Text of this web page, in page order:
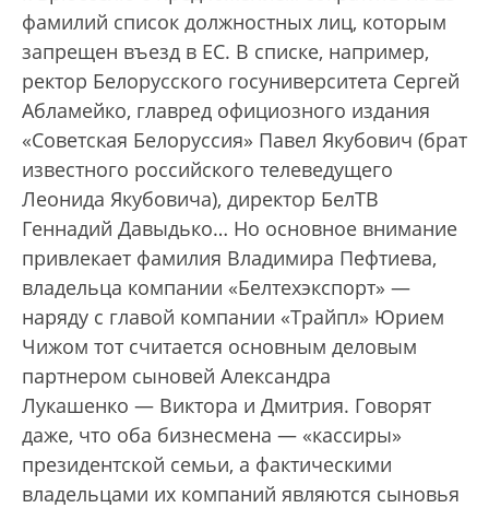
фамилий список должностных лиц, которым
запрещен въезд в ЕС. В списке, например,
ректор Белорусского госуниверситета Сергей
Абламейко, главред официозного издания
«Советская Белоруссия» Павел Якубович (брат
известного российского телеведущего
Леонида Якубовича), директор БелТВ
Геннадий Давыдько… Но основное внимание
привлекает фамилия Владимира Пефтиева,
владельца компании «Белтехэкспорт» —
наряду с главой компании «Трайпл» Юрием
Чижом тот считается основным деловым
партнером сыновей Александра
Лукашенко — Виктора и Дмитрия. Говорят
даже, что оба бизнесмена — «кассиры»
президентской семьи, а фактическими
владельцами их компаний являются сыновья